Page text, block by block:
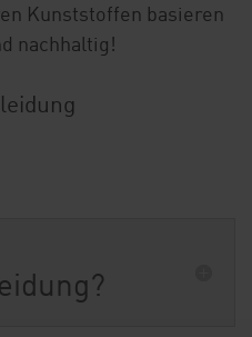
Kunststoffen basieren
nachhaltig!